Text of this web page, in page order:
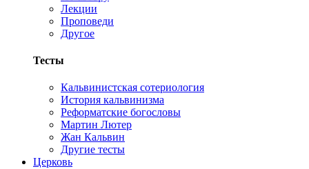
Лекции
Проповеди
Другое
Тесты
Кальвинистская сотериология
История кальвинизма
Реформатские богословы
Мартин Лютер
Жан Кальвин
Другие тесты
Церковь